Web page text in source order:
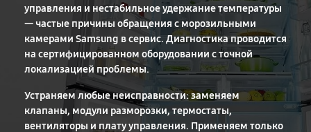
управления и нестабильное удержание температуры
— частые причины обращения с морозильными
камерами Samsung в сервис. Диагностика проводится
на сертифицированном оборудовании с точной
локализацией проблемы.
Устраняем любые неисправности: заменяем
клапаны, модули разморозки, термостаты,
вентиляторы и плату управления. Применяем только